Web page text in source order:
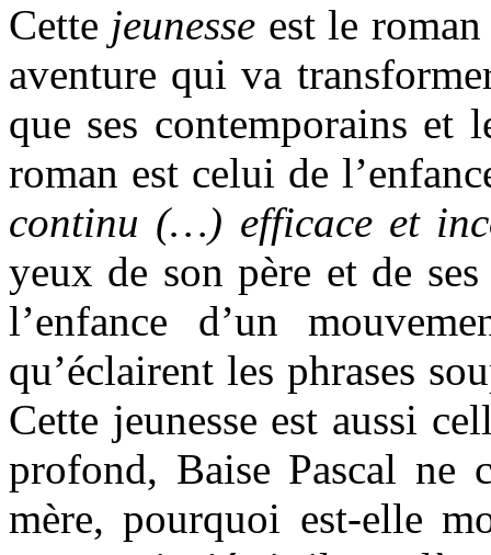
Cette jeunesse est le roman
aventure qui va
que ses contemporains et
roman est celui de
continu (…) efficace et
yeux de son père et de
l’enfance d’un
qu’éclairent les phrases
Cette jeunesse est aussi
profond, Baise Pascal ne
mère, pourquoi est-elle